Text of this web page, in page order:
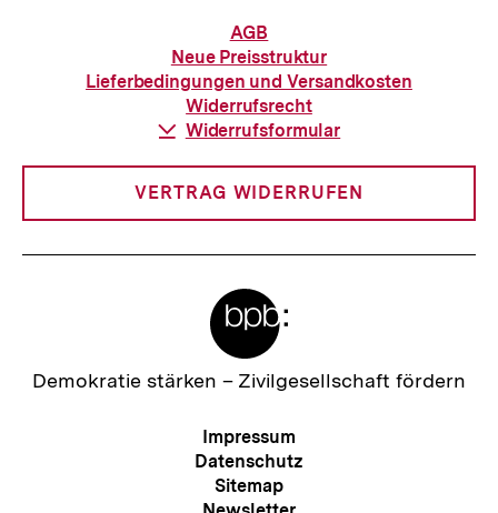
Informationen
zur
Bestellung
AGB
Neue Preisstruktur
Lieferbedingungen und Versandkosten
Widerrufsrecht
Download-
Widerrufsformular
VERTRAG WIDERRUFEN
Zur
Demokratie stärken – Zivilgesellschaft fördern
Meta-
Navigation
Impressum
Datenschutz
Sitemap